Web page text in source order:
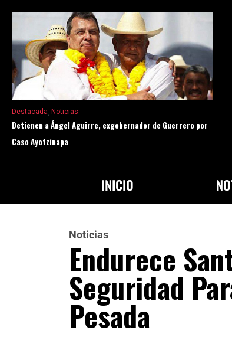
Destacada Noticias
Detienen a Ángel Aguirre, exgobernador de Guerrero por
Caso Ayotzinapa
INICIO
Noticias
Endurece
Seguridad
Pesada